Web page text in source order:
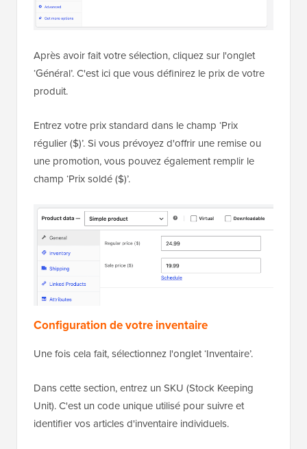
Après avoir fait votre sélection, cliquez sur l'onglet
‘Général’. C'est ici que vous définirez le prix de votre
produit.
Entrez votre prix standard dans le champ ‘Prix ​​
régulier ($)’. Si vous prévoyez d'offrir une remise ou
une promotion, vous pouvez également remplir le
champ ‘Prix ​​soldé ($)’.
Configuration de votre inventaire
Une fois cela fait, sélectionnez l'onglet ‘Inventaire’.
Dans cette section, entrez un SKU (Stock Keeping
Unit). C'est un code unique utilisé pour suivre et
identifier vos articles d'inventaire individuels.